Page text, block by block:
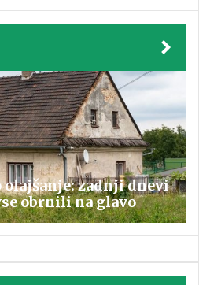
olajšanje: zadnji dnevi
obrnili na glavo